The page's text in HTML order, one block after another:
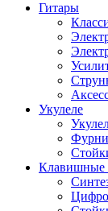
Гитары
Укулеле
Клавишные